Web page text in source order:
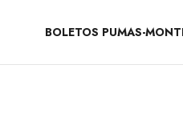
BOLETOS PUMAS-